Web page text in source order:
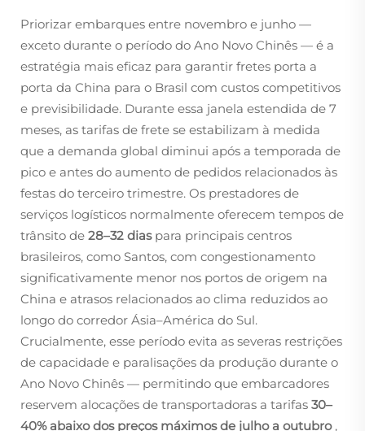
Priorizar embarques entre novembro e junho —
exceto durante o período do Ano Novo Chinês — é a
estratégia mais eficaz para garantir fretes porta a
porta da China para o Brasil com custos competitivos
e previsibilidade. Durante essa janela estendida de 7
meses, as tarifas de frete se estabilizam à medida
que a demanda global diminui após a temporada de
pico e antes do aumento de pedidos relacionados às
festas do terceiro trimestre. Os prestadores de
serviços logísticos normalmente oferecem tempos de
trânsito de 28–32 dias para principais centros
brasileiros, como Santos, com congestionamento
significativamente menor nos portos de origem na
China e atrasos relacionados ao clima reduzidos ao
longo do corredor Ásia–América do Sul.
Crucialmente, esse período evita as severas restrições
de capacidade e paralisações da produção durante o
Ano Novo Chinês — permitindo que embarcadores
reservem alocações de transportadoras a tarifas 30–
40% abaixo dos preços máximos de julho a outubro ,